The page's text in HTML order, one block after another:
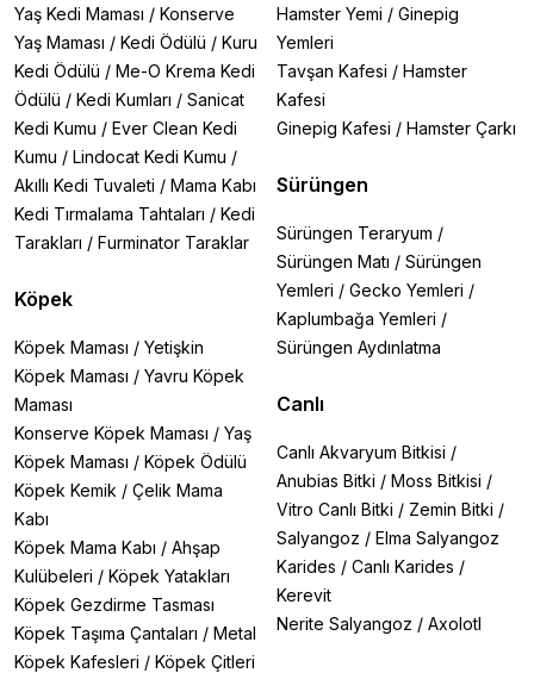
Yaş Kedi Maması / Konserve
Yaş Maması / Kedi Ödülü / Kuru
Kedi Ödülü / Me-O Krema Kedi
Ödülü / Kedi Kumları / Sanicat
Kedi Kumu / Ever Clean Kedi
Kumu / Lindocat Kedi Kumu /
Akıllı Kedi Tuvaleti / Mama Kabı
Kedi Tırmalama Tahtaları / Kedi
Tarakları / Furminator Taraklar
Köpek
Köpek Maması / Yetişkin
Köpek Maması / Yavru Köpek
Maması
Konserve Köpek Maması / Yaş
Köpek Maması / Köpek Ödülü
Köpek Kemik / Çelik Mama
Kabı
Köpek Mama Kabı / Ahşap
Kulübeleri / Köpek Yatakları
Köpek Gezdirme Tasması
Köpek Taşıma Çantaları / Metal
Köpek Kafesleri / Köpek Çitleri
Hamster Yemi / Ginepig
Yemleri
Tavşan Kafesi / Hamster
Kafesi
Ginepig Kafesi / Hamster Çarkı
Sürüngen
Sürüngen Teraryum /
Sürüngen Matı / Sürüngen
Yemleri / Gecko Yemleri /
Kaplumbağa Yemleri /
Sürüngen Aydınlatma
Canlı
Canlı Akvaryum Bitkisi /
Anubias Bitki / Moss Bitkisi /
Vitro Canlı Bitki / Zemin Bitki /
Salyangoz / Elma Salyangoz
Karides / Canlı Karides /
Kerevit
Nerite Salyangoz / Axolotl